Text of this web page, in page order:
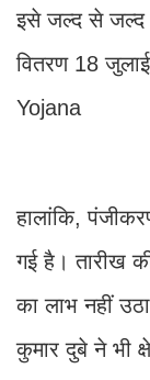
इसे जल्द से जल्द
वितरण 18
Yojana
हालांकि,
गई है। तारीख
का लाभ नहीं
कुमार दुबे ने भी